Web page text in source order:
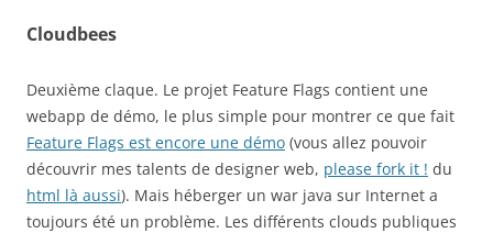
Cloudbees
Deuxième claque. Le projet Feature Flags contient une
webapp de démo, le plus simple pour montrer ce que fait
Feature Flags est encore une démo (vous allez pouvoir
découvrir mes talents de designer web, please fork it ! du
html là aussi). Mais héberger un war java sur Internet a
toujours été un problème. Les différents clouds publiques